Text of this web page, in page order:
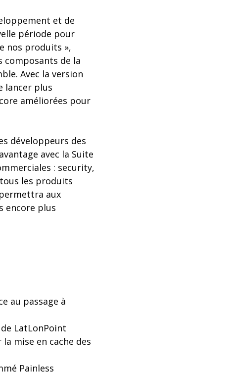
et de
période pour
nos produits »,
composants de la
Avec la version
lancer plus
améliorées pour
développeurs des
avec la Suite
: security,
les produits
aux
encore plus
au passage à
LatLonPoint
mise en cache des
Painless